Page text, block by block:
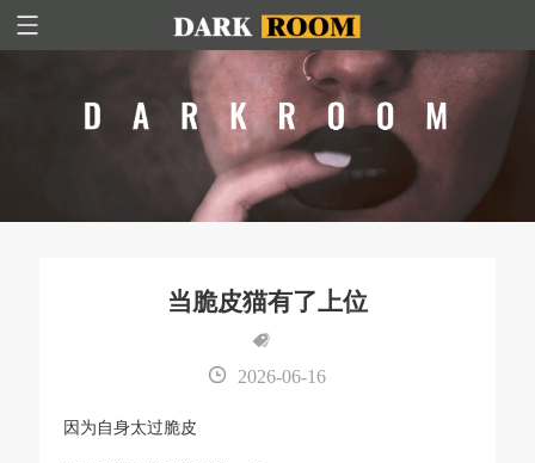
当脆皮猫有了上位
2026-06-16
因为自身太过脆皮